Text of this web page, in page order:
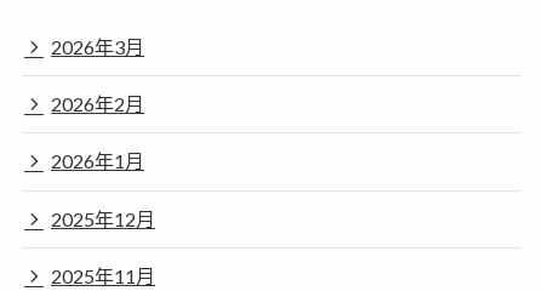
2026年3月
2026年2月
2026年1月
2025年12月
2025年11月